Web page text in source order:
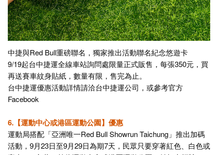
中捷與Red Bull重磅聯名，獨家推出活動聯名紀念悠遊卡
9/19起台中捷運全線車站詢問處限量正式販售，每張350元，買
再送賽車紋身貼紙，數量有限，售完為止。
台中捷運優惠活動詳情請洽台中捷運公司，或參考官方
Facebook
6. 【運動中心或港區運動公園】優惠
運動局搭配「亞洲唯一Red Bull Showrun Taichung」推出加碼
活動，9月23日至9月29日為期7天，民眾只要穿著紅色、白色或